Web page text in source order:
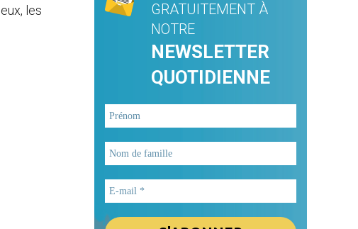
les
GRATUITEMENT À
NOTRE
NEWSLETTER
QUOTIDIENNE